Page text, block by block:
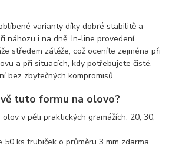
varianty díky dobré stabilitě a
náhozu i na dně. In-line provedení
středem zátěže, což oceníte zejména při
a při situacích, kdy potřebujete čisté,
bez zbytečných kompromisů.
tuto formu na olovo?
v pěti praktických gramážích: 20, 30,
50 ks trubiček o průměru 3 mm zdarma.